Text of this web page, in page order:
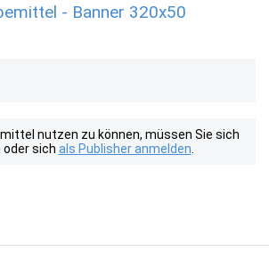
- Banner 320x50
nutzen zu können, müssen Sie sich
oder sich als Publisher anmelden